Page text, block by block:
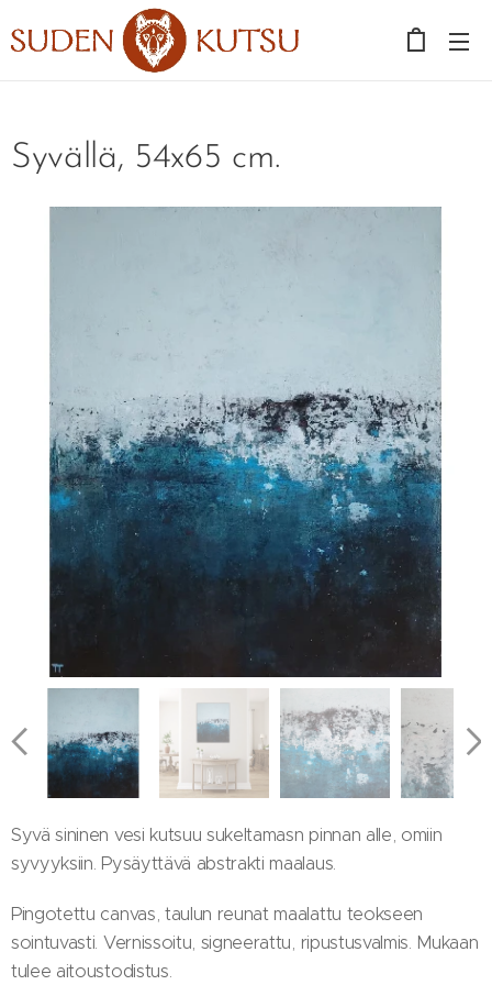
Syvällä, 54x65 cm.
Syvä sininen vesi kutsuu sukeltamasn pinnan alle, omiin
syvyyksiin. Pysäyttävä abstrakti maalaus.
Pingotettu canvas, taulun reunat maalattu teokseen
sointuvasti. Vernissoitu, signeerattu, ripustusvalmis. Mukaan
tulee aitoustodistus.